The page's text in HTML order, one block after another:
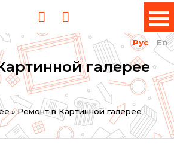
Рус En
галерее
»Ремонт в Картинной галерее